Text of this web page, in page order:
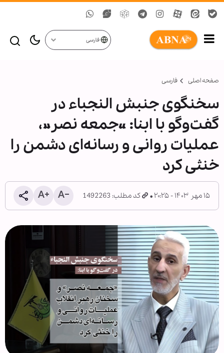
فارسی
صفحه اصلی فارسی
سخنگوی جنبش النجباء در
گفت‌وگو با ابنا: «جمعه نصر»،
عملیات روانی و رسانه‌ای دشمن را
خنثی کرد
۱۵ مهر ۱۴۰۳ - ۲۰:۲۵ کد مطلب: 1492263